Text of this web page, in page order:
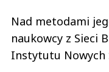
Nad metodami
naukowcy z Sieci
Instytutu Nowych